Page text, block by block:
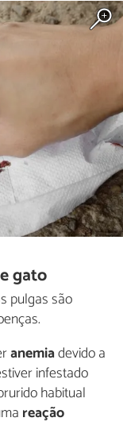
gato
pulgas são
anemiadevido a
infestado
habitual
reação